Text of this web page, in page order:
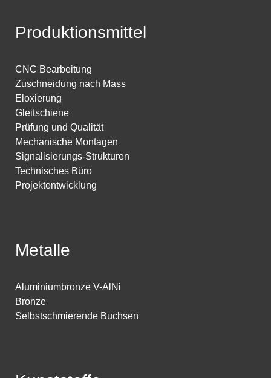
Produktionsmittel
CNC Bearbeitung
Zuschneidung nach Mass
Eloxierung
Gleitschiene
Prüfung und Qualität
Mechanische Montagen
Signalisierungs-Strukturen
Technisches Büro
Projektentwicklung
Metalle
Aluminiumbronze V-AlNi
Bronze
Selbstschmierende Buchsen